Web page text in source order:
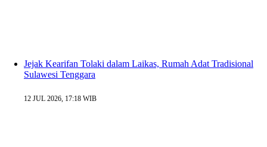
Jejak Kearifan Tolaki dalam Laikas, Rumah Adat Tradisional
Sulawesi Tenggara
12 JUL 2026, 17:18 WIB